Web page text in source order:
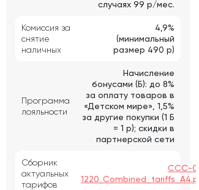
случаях 99 р/мес.
Комиссия за
снятие
наличных
4,9%
(минимальный
размер 490 р)
Программа
лояльности
Начисление
бонусами (Б): до 8%
за оплату товаров в
«Детском мире», 1,5%
за другие покупки (1 Б
= 1 р); скидки в
партнерской сети
Сборник
актуальных
тарифов
CCC-